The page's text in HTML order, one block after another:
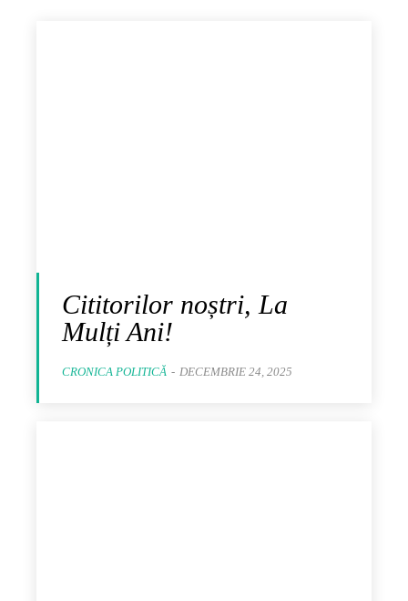
Cititorilor noștri, La
Mulți Ani!
CRONICA POLITICĂ - DECEMBRIE 24, 2025